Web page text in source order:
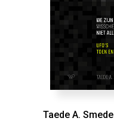
Taede A.